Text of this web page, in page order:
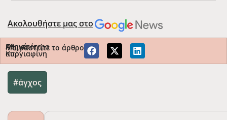
Ακολουθήστε μας στο
Περισσότερα
από
Αθηνά
Κυργιαφίνη
Μοιραστείτε το άρθρο
άγχος